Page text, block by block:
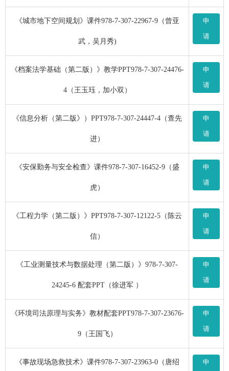
《城市地下空间规划》课件978-7-307-22967-9（曾亚
武，吴月秀)
申
请
《档案法学基础（第二版）》教学PPT978-7-307-24476-
4（王玉珏，加小双）
申
请
《信息分析（第二版》）PPT978-7-307-24447-4（查先
进）
申
请
《安保勤务与安全检查》课件978-7-307-16452-9（盛
虎）
申
请
《工程力学（第二版）》PPT978-7-307-12122-5（陈云
信）
申
请
《工业测量技术与数据处理（第二版）》978-7-307-
24245-6 配套PPT（徐进军 ）
申
请
《环境司法原理与实务》教材配套PPT978-7-307-23676-
9（王国飞）
申
请
《事故现场急救技术》课件978-7-307-23963-0（唐绍 申